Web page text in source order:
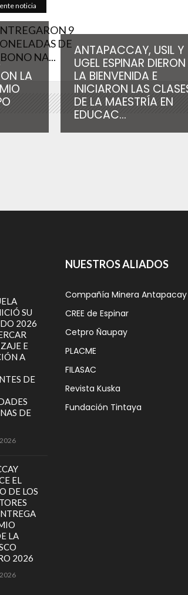
noticia
9
DE
NA...
LA
ANTAPACCAY, USIL Y
UGEL ESPINAR DIERON
LA BIENVENIDA E
INICIARON LAS
DE LA MAESTRÍA EN
EDUCAC...
SU
2026
E
A
DE
DE
EL
DE LOS
LA
2026
NUESTROS ALIADOS
Compañía Minera Antapacay
CREE de Espinar
Cetpro Ñaupay
PLACME
FILASAC
Revista Kuska
Fundación Tintaya